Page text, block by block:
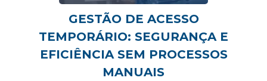
GESTÃO DE ACESSO
TEMPORÁRIO: SEGURANÇA E
EFICIÊNCIA SEM PROCESSOS
MANUAIS